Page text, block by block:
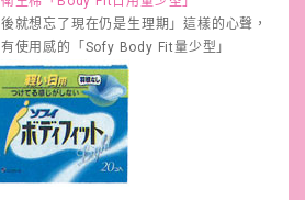
就想忘了現在仍是生理期」這樣的心聲，
使用感的「Sofy Body Fit量少型」